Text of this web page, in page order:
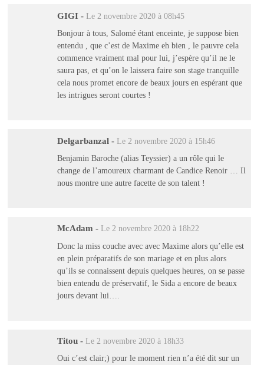
GIGI - Le 2 novembre 2020 à 08h45
Bonjour à tous, Salomé étant enceinte, je suppose bien
entendu , que c’est de Maxime eh bien , le pauvre cela
commence vraiment mal pour lui, j’espère qu’il ne le
saura pas, et qu’on le laissera faire son stage tranquille
cela nous promet encore de beaux jours en espérant que
les intrigues seront courtes !
Delgarbanzal - Le 2 novembre 2020 à 15h46
Benjamin Baroche (alias Teyssier) a un rôle qui le
change de l’amoureux charmant de Candice Renoir … Il
nous montre une autre facette de son talent !
McAdam - Le 2 novembre 2020 à 18h22
Donc la miss couche avec avec Maxime alors qu’elle est
en plein préparatifs de son mariage et en plus alors
qu’ils se connaissent depuis quelques heures, on se passe
bien entendu de préservatif, le Sida a encore de beaux
jours devant lui….
Titou - Le 2 novembre 2020 à 18h33
Oui c’est clair;) pour le moment rien n’a été dit sur un